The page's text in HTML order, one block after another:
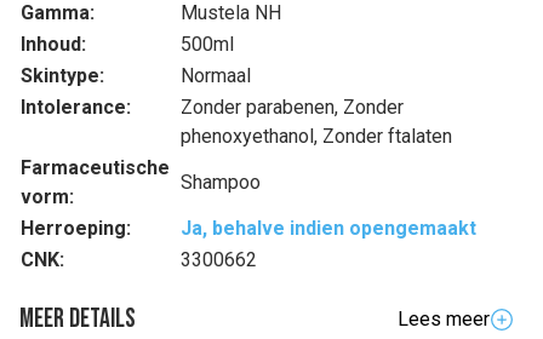
Gamma:
Mustela NH
Inhoud:
500ml
Skintype:
Normaal
Intolerance:
Zonder parabenen, Zonder
phenoxyethanol, Zonder ftalaten
Farmaceutische
vorm:
Shampoo
Herroeping:
Ja, behalve indien opengemaakt
CNK:
3300662
Meer details
Lees meer